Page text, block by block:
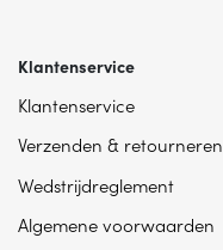
Klantenservice
Klantenservice
Verzenden & retourneren
Wedstrijdreglement
Algemene voorwaarden